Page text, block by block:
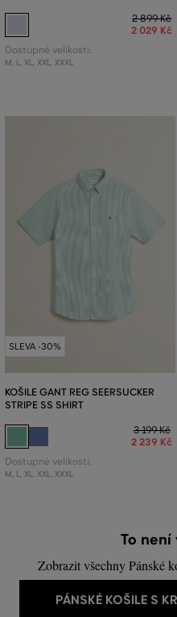
2 899 Kč
2 029 Kč
Dostupné velikosti:
M, L, XL, XXL, XXXL
SLEVA -30%
KOŠILE GANT REG SEERSUCKER
STRIPE SS SHIRT
3 199 Kč
2 239 Kč
Dostupné velikosti:
M, L, XL, XXL, XXXL
To není
Zobrazit všechny Pánské
PÁNSKÉ KOŠILE S